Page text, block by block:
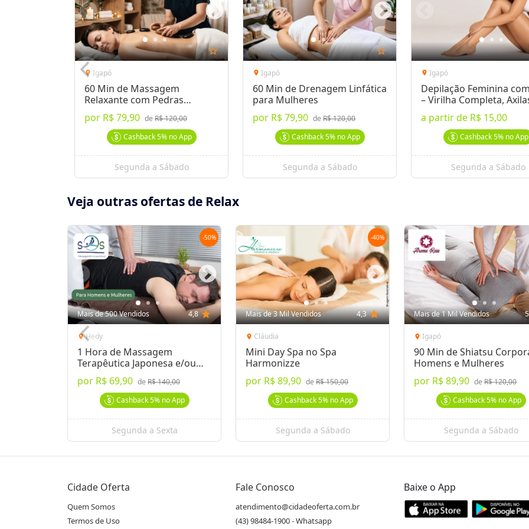
star_outline
location_on Igapó
60 Min de Massagem
Relaxante com Pedras
Quentes
por R$ 79,90 de R$ 120,00
Cashback5%no App
Segunda a Sábado
star_outline
location_on Igapó
60 Min de Drenagem Linfática
para Mulheres
por R$ 79,90 deR$ 120,00
Cashback5%no App
Segunda a Sábado
location_on Igapó
Depilação Feminina
– Virilha Completa,
a partir de R$ 15,00
Cashback5%no App
Segunda a Sábado
Veja outras ofertas de Relax
-50%
Mais de 500 Vendidos 4,8 star
location_onHedy
1 Hora de Massagem
Terapêutica Japonesa e/ou
Acupuntura
por R$ 69,90 de R$ 140,00
Cashback5%no App
Segunda a Sexta
-40%
Mais de 3 Mil Vendidos 4,3 star
location_on Cláudia
Mini Day Spa no Spa
Harmonizze
por R$ 89,90 deR$ 150,00
Cashback5%no App
Segunda a Sábado
Mais de 1 Mil Vendidos
location_on Igapó
90 Min de Shiatsu
Homens e Mulheres
por R$ 89,90 deR$ 120,00
Cashback5%no App
Segunda a Sábado
Cidade Oferta
Quem Somos
Termos de Uso
Fale Conosco
atendimento@cidadeoferta.com.br
(43) 98484-1900 - Whatsapp
Baixe o App